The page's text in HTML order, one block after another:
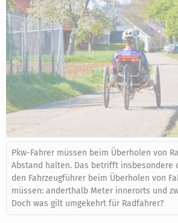
Pkw-Fahrer müssen beim Überholen von
Abstand halten. Das betrifft insbesondere
den Fahrzeugführer beim Überholen von
müssen: anderthalb Meter innerorts und
Doch was gilt umgekehrt für Radfahrer?